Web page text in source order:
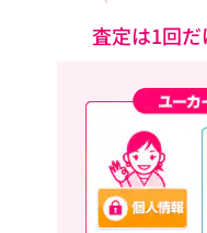
査定は1回だ